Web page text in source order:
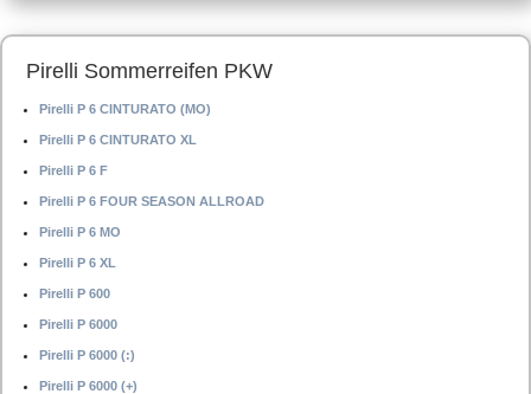
Pirelli Sommerreifen PKW
Pirelli P 6 CINTURATO (MO)
Pirelli P 6 CINTURATO XL
Pirelli P 6 F
Pirelli P 6 FOUR SEASON ALLROAD
Pirelli P 6 MO
Pirelli P 6 XL
Pirelli P 600
Pirelli P 6000
Pirelli P 6000 (:)
Pirelli P 6000 (+)